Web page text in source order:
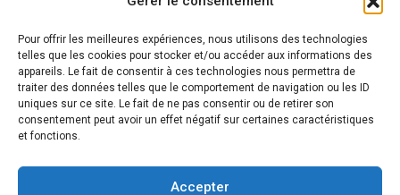
Pour offrir les meilleures expériences, nous utilisons des technologies
telles que les cookies pour stocker et/ou accéder aux informations des
appareils. Le fait de consentir à ces technologies nous permettra de
traiter des données telles que le comportement de navigation ou les ID
uniques sur ce site. Le fait de ne pas consentir ou de retirer son
consentement peut avoir un effet négatif sur certaines caractéristiques
et fonctions.
Accepter
d'espaces naturels Centre-Val de Loire
1 rue des Charretiers
45000 Orléans
gteee[at]cen-centrevaldeloire.org